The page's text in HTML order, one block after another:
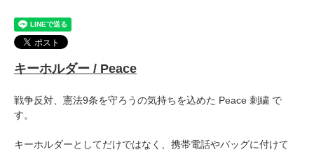
キーホルダー / Peace
戦争反対、憲法9条を守ろうの気持ちを込めた Peace 刺繍 で
す。
キーホルダーとしてだけではなく、携帯電話やバッグに付けて